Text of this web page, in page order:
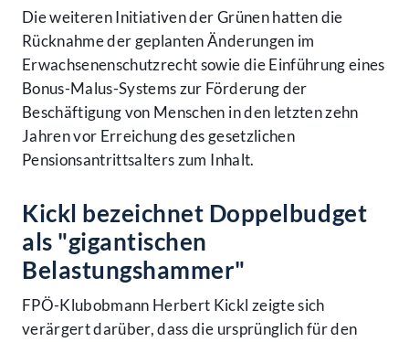
Die weiteren Initiativen der Grünen hatten die
Rücknahme der geplanten Änderungen im
Erwachsenenschutzrecht sowie die Einführung eines
Bonus-Malus-Systems zur Förderung der
Beschäftigung von Menschen in den letzten zehn
Jahren vor Erreichung des gesetzlichen
Pensionsantrittsalters zum Inhalt.
Kickl bezeichnet Doppelbudget
als "gigantischen
Belastungshammer"
FPÖ-Klubobmann Herbert Kickl zeigte sich
verärgert darüber, dass die ursprünglich für den